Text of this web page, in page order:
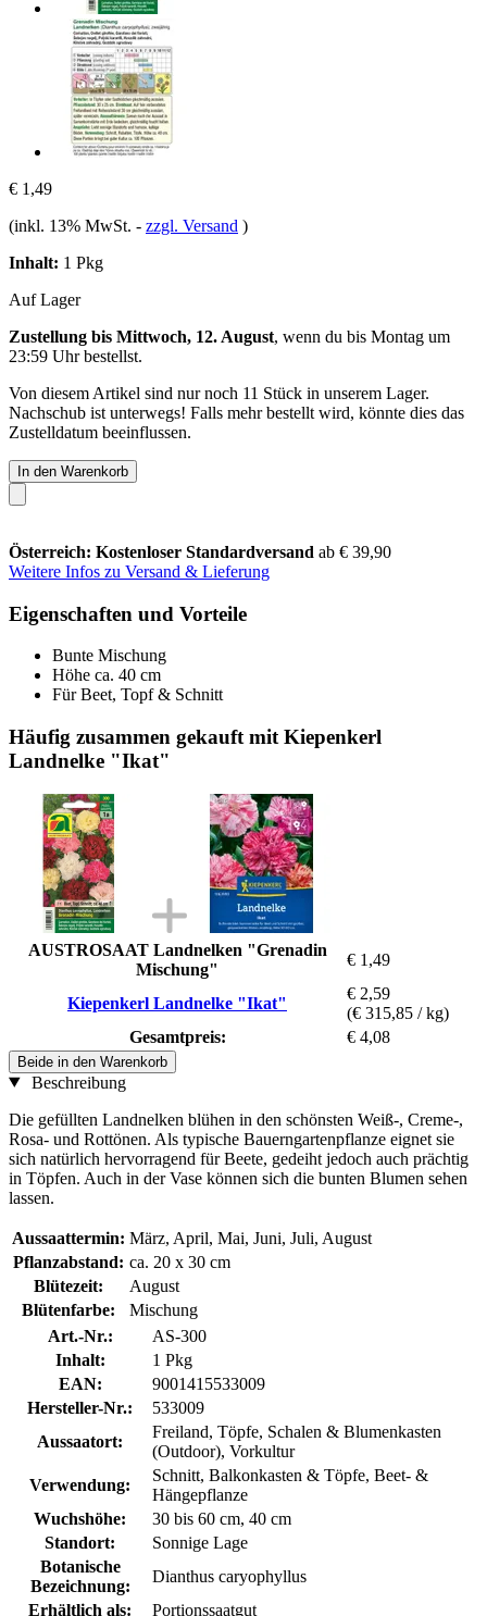
€ 1,49
(inkl. 13% MwSt. - zzgl. Versand )
Inhalt: 1 Pkg
Auf Lager
Zustellung bis Mittwoch, 12. August, wenn du bis Montag um
23:59 Uhrbestellst.
Von diesem Artikel sind nur noch 11 Stück in unserem Lager.
Nachschub ist unterwegs! Falls mehr bestellt wird, könnte dies das
Zustelldatum beeinflussen.
In den Warenkorb
Österreich: Kostenloser Standardversand ab € 39,90
Weitere Infos zu Versand & Lieferung
Eigenschaften und Vorteile
Bunte Mischung
Höhe ca. 40 cm
Für Beet, Topf & Schnitt
Häufig zusammen gekauft mit Kiepenkerl
Landnelke "Ikat"
AUSTROSAAT Landnelken "Grenadin
Mischung"
€ 1,49
Kiepenkerl Landnelke "Ikat"
€ 2,59
(€ 315,85 / kg)
Gesamtpreis:
€ 4,08
Beide in den Warenkorb
Beschreibung
Die gefüllten Landnelken blühen in den schönsten Weiß-, Creme-,
Rosa- und Rottönen. Als typische Bauerngartenpflanze eignet sie
sich natürlich hervorragend für Beete, gedeiht jedoch auch prächtig
in Töpfen. Auch in der Vase können sich die bunten Blumen sehen
lassen.
Aussaattermin: März, April, Mai, Juni, Juli, August
Pflanzabstand: ca. 20 x 30 cm
Blütezeit:
August
Blütenfarbe:
Mischung
Art.-Nr.:
AS-300
Inhalt:
1 Pkg
EAN:
9001415533009
Hersteller-Nr.:
533009
Aussaatort:
Freiland, Töpfe, Schalen & Blumenkasten
(Outdoor), Vorkultur
Verwendung:
Schnitt, Balkonkasten & Töpfe, Beet- &
Hängepflanze
Wuchshöhe:
30 bis 60 cm, 40 cm
Standort:
Sonnige Lage
Botanische
Bezeichnung:
Dianthus caryophyllus
Erhältlich als:
Portionssaatgut